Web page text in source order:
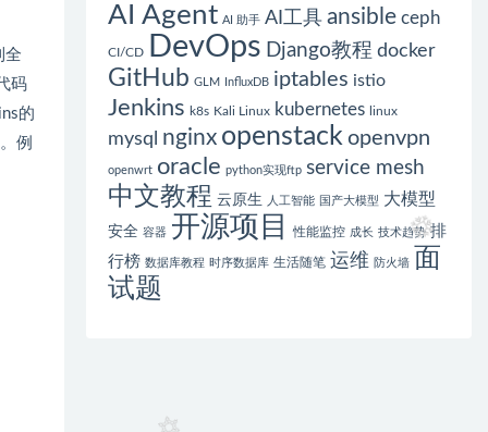
全
码
的
例
AI Agent AI 助手 AI工具 ansible ceph
CI/CD DevOps Django教程 docker
GitHub GLM InfluxDB iptables istio
Jenkins k8s Kali Linux kubernetes linux
mysql nginx openstack openvpn
openwrt oracle python实现ftp service mesh
中文教程 云原生 人工智能 国产大模型 大模型
安全 容器 开源项目 性能监控 成长 技术趋势 排
行榜 数据库教程 时序数据库 生活随笔 运维 防火墙 面
试题